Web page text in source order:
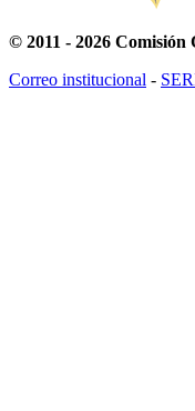
© 2011 - 2026 Comisión
Correo institucional -